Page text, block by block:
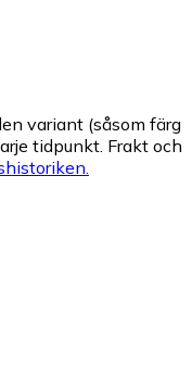
variant (såsom färg
tidpunkt. Frakt och